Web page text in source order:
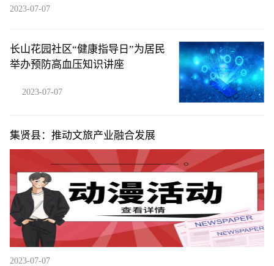
2023-07-07
长山花园社区“健康指导日”为居民
举办预防高血压知识讲座
2023-07-07
集贤县：推动文旅产业融合发展
2023-07-07